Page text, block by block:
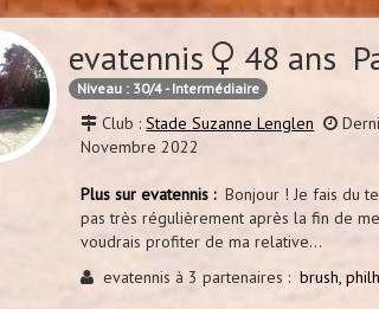
evatennis 48 ans
Niveau : 30/4 - Intermédiaire
Club :Stade Suzanne Lenglen
Novembre 2022
Plus sur evatennis :Bonjour ! Je fais du
pas très régulièrement après la fin de
voudrais profiter de ma relative...
evatennis à 3 partenaires :brush,